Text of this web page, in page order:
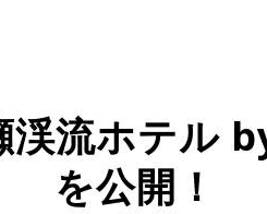
渓流ホテル
を公開！